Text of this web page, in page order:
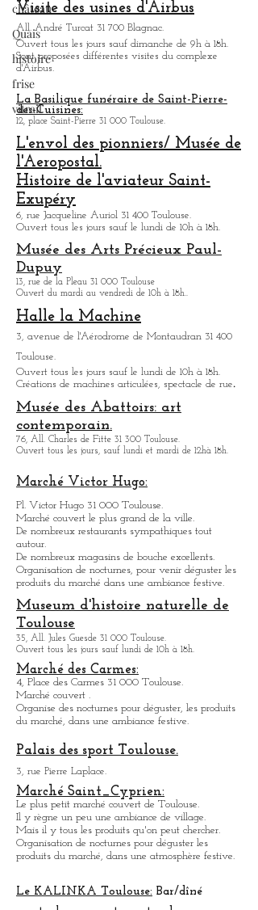
château
Quais
histoire
frise
vitrail
Musée Aeroscopia.
1 All. Turcat 31 700 Toulouse.
Musée ou
l'on peut découvrir l'histoire de l'aviation
civile de
Toulouse. De nombreux avions sont exposés.
Ouvert tous les jours de 9h30 à 18h.
Visite des usines d'Airbus
All. André Turcat 31 700 Blagnac.
Ouvert tous les jours sauf dimanche de 9h à 18h.
Sont proposées différentes visites du complexe
d'Airbus.
La Basilique funéraire de Saint-Pierre-
des-Cuisines:
12, place Saint-Pierre 31 000 Toulouse.
L'envol des pionniers/ Musée de
l'Aeropostal.
Histoire de l'aviateur Saint-
Exupéry
6, rue Jacqueline Auriol 31 400 Toulouse.
Ouvert tous les jours sauf le lundi de 10h à 18h.
Musée des Arts
Précieux Paul-
Dupuy
13, rue de la Pleau 31 000 Toulouse
Ouvert du mardi au vendredi de 10h à 18h..
Halle la Machine
3, avenue de l'Aérodrome de Montaudran 31 400
Toulouse.
Ouvert tous les jours sauf le lundi de 10h à 18h.
Musée des Abattoirs: art
contemporain.
76, All. Charles de Fitte 31 300 Toulouse.
Ouvert tous les jours, sauf lundi et mardi de 12hà 18h.
Marché Victor Hugo:
Pl. Victor Hugo 31 000 Toulouse.
Marché couvert le plus grand de la ville.
De nombreux restaurants sympathiquestout
autour.
De nombreux magasins de bouche excellents.
Organisation de nocturnes, pour venir déguster les
produits du marché dans une ambiance festive.
Museum d'histoire naturelle de
Toulouse
35, All. Jules Guesde 31 000 Toulouse.
Marché des Carmes:
4, Place des Carmes 31 000 Toulouse.
Marché couvert .
Organise des nocturnes pour déguster, les produits
du marché, dans une ambiance festive.
Palais des sport Toulouse.
3, rue Pierre Laplace.
Le plus petit marché couvert de Toulouse.
Il y règne un peu une ambiancedevillage.